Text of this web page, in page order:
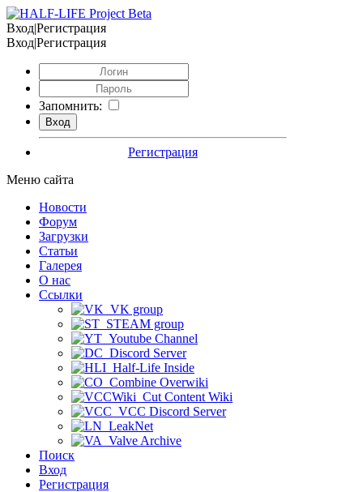
Вход|Регистрация
Вход|Регистрация
Запомнить:
Регистрация
Меню сайта
Новости
Форум
Загрузки
Статьи
Галерея
О нас
Ссылки
VK group
STEAM group
Youtube Channel
Discord Server
Half-Life Inside
Combine Overwiki
Cut Content Wiki
VCC Discord Server
LeakNet
Valve Archive
Поиск
Вход
Регистрация